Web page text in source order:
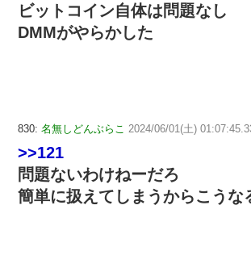
ビットコイン自体は問題なし
DMMがやらかした
830: 名無しどんぶらこ 2024/06/01(土)
>>121
問題ないわけねーだろ
簡単に扱えてしまうからこうな